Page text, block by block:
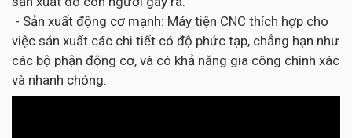
- Sản xuất động cơ mạnh: Máy tiện CNC thích hợp cho
việc sản xuất các chi tiết có độ phức tạp, chẳng hạn như
các bộ phận động cơ, và có khả năng gia công chính xác
và nhanh chóng.